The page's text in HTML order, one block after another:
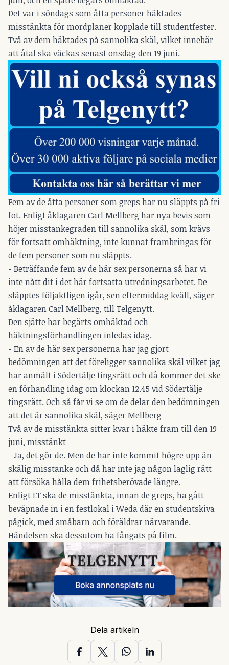
Det var i söndags som åtta personer häktades
misstänkta för mordplaner kopplade till studentfester.
Två av dem häktades på sannolika skäl, vilket innebär
att åtal ska väckas senast onsdag den 19 juni.
Fem av de åtta personer som greps har nu släppts på fri
fot. Enligt åklagaren Carl Mellberg har nya bevis som
höjer misstankegraden till sannolika skäl, som krävs
för fortsatt omhäktning, inte kunnat frambringas för
de fem personer som nu släppts.
- Beträffande fem av de här sex personerna så har vi
inte nått dit i det här fortsatta utredningsarbetet. De
släpptes följaktligen igår, sen eftermiddag kväll, säger
åklagaren Carl Mellberg, till Telgenytt.
Den sjätte har begärts omhäktad och
häktningsförhandlingen inledas idag.
- En av de här sex personerna har jag gjort
bedömningen att det föreligger sannolika skäl vilket jag
har anmält i Södertälje tingsrätt och då kommer det ske
en förhandling idag om klockan 12.45 vid Södertälje
tingsrätt. Och så får vi se om de delar den bedömningen
att det är sannolika skäl, säger Mellberg
Två av de misstänkta sitter kvar i häkte fram till den 19
juni, misstänkt
- Ja, det gör de. Men de har inte kommit högre upp än
skälig misstanke och då har inte jag någon laglig rätt
att försöka hålla dem frihetsberövade längre.
Enligt LT ska de misstänkta, innan de greps, ha gått
beväpnade in i en festlokal i Weda där en studentskiva
pågick, med småbarn och föräldrar närvarande.
Händelsen ska dessutom ha fångats på film.
Dela artikeln